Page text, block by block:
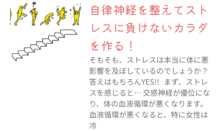
自律神経を整えてスト
レスに負けないカラダ
を作る！
そもそも、ストレスは本当に体に悪
影響を及ぼしているのでしょうか？
答えはもちろんYES!! まず、ストレ
スを感じると… 交感神経が優位にな
り、体の血液循環が悪くなります。
血液循環が悪くなると、特に女性は
冷